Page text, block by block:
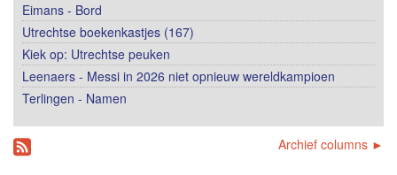
Eimans - Bord
Utrechtse boekenkastjes (167)
Kiek op: Utrechtse peuken
Leenaers - Messi in 2026 niet opnieuw wereldkampioen
Terlingen - Namen
Archief columns ►